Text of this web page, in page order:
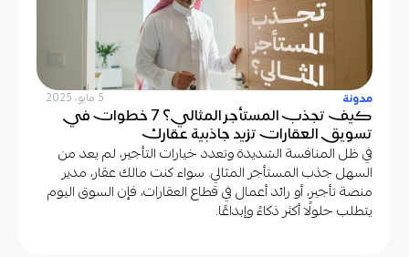
مدونة 5 مايو، 2025
كيف تجذب المستأجر المثالي؟ 7 خطوات في
تسويق العقارات تزيد جاذبية عقارك
في ظل المنافسة الشديدة وتعدد خيارات التأجير، لم يعد من
السهل جذب المستأجر المثالي. سواء كنت مالك عقار، مدير
منصة تأجير، أو رائد أعمال في قطاع العقارات، فإن السوق اليوم
يتطلب حلولًا أكثر ذكاءً وإبداعًا.